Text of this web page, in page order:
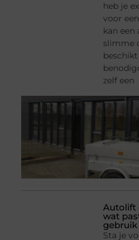
heb je
voor
kan een
slimme
zelf een
Autolift
wat
gebruik
Sta je